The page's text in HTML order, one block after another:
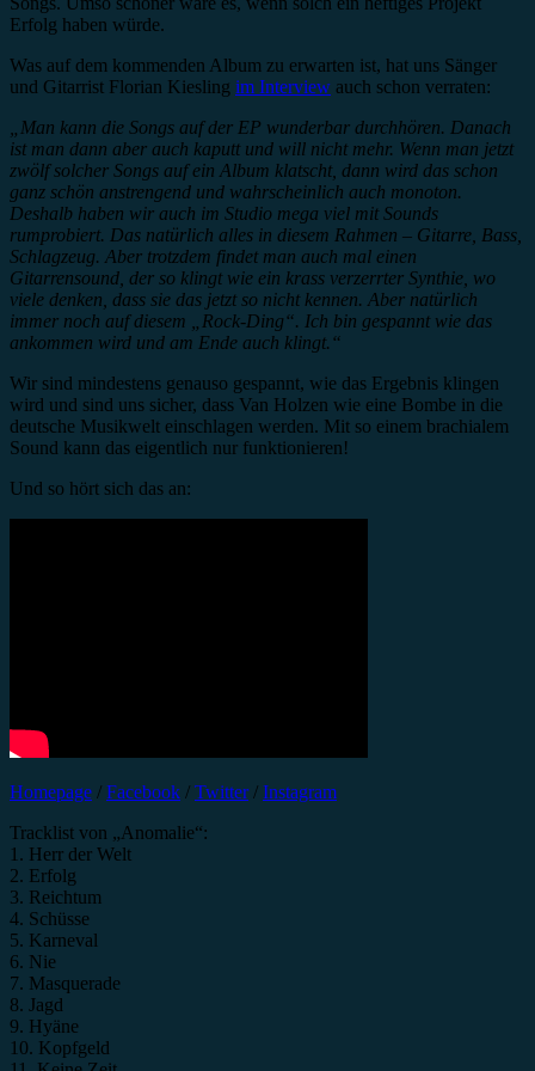
Erfolg haben würde.
Was auf dem kommenden Album zu erwarten ist, hat uns Sänger
und Gitarrist Florian Kiesling im Interview auch schon verraten:
„Man kann die Songs auf der EP wunderbar durchhören. Danach
ist man dann aber auch kaputt und will nicht mehr. Wenn man jetzt
zwölf solcher Songs auf ein Album klatscht, dann wird das schon
ganz schön anstrengend und wahrscheinlich auch monoton.
Deshalb haben wir auch im Studio mega viel mit Sounds
rumprobiert. Das natürlich alles in diesem Rahmen – Gitarre, Bass,
Schlagzeug. Aber trotzdem findet man auch mal einen
Gitarrensound, der so klingt wie ein krass verzerrter Synthie, wo
viele denken, dass sie das jetzt so nicht kennen. Aber natürlich
immer noch auf diesem „Rock-Ding“. Ich bin gespannt wie das
ankommen wird und am Ende auch klingt.“
Wir sind mindestens genauso gespannt, wie das Ergebnis klingen
wird und sind uns sicher, dass Van Holzen wie eine Bombe in die
deutsche Musikwelt einschlagen werden. Mit so einem brachialem
Sound kann das eigentlich nur funktionieren!
Und so hört sich das an:
Homepage / Facebook / Twitter/ Instagram
Tracklist von „Anomalie“:
1. Herr der Welt
2. Erfolg
3. Reichtum
4. Schüsse
5. Karneval
6. Nie
7. Masquerade
8. Jagd
9. Hyäne
10. Kopfgeld